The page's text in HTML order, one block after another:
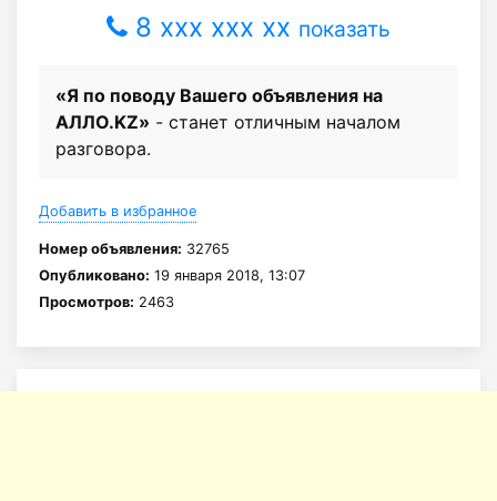
8 xxx xxx xx показать
«Я по поводу Вашего объявления на
АЛЛО.KZ» - станет отличным началом
разговора.
Добавить в избранное
Номер объявления: 32765
Опубликовано: 19 января 2018, 13:07
Просмотров: 2463